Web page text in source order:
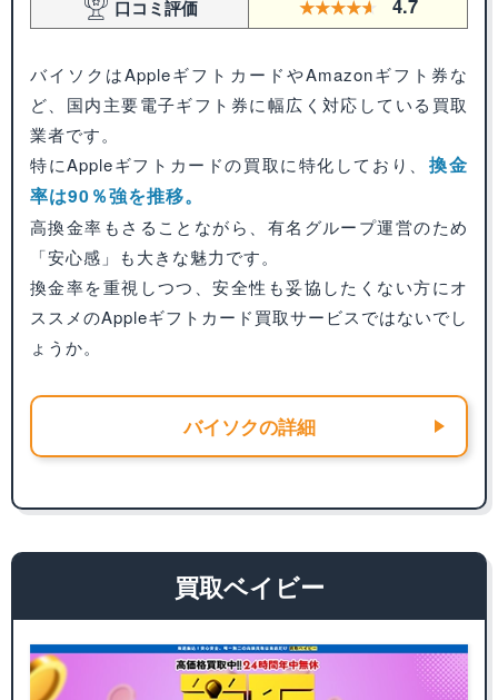
口コミ評価 4.7
バイソクはAppleギフトカードやAmazonギフト券な
ど、国内主要電子ギフト券に幅広く対応している買取
業者です。
特にAppleギフトカードの買取に特化しており、 換金
率は90％強を推移。
高換金率もさることながら、有名グループ運営のため
「安心感」も大きな魅力です。
換金率を重視しつつ、安全性も妥協したくない方にオ
ススメのAppleギフトカード買取サービスではないでし
ょうか。
バイソクの詳細
買取ベイビー